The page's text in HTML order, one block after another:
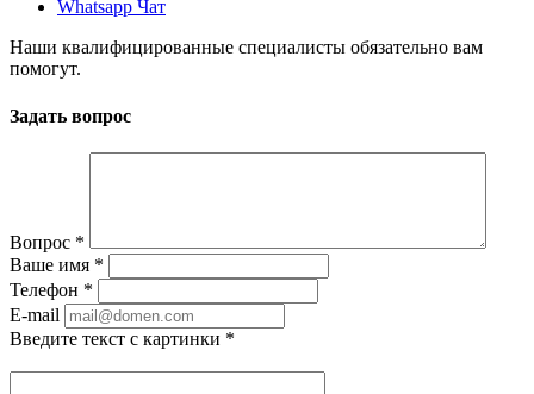
Whatsapp Чат
Наши квалифицированные специалисты обязательно вам
помогут.
Задать вопрос
Вопрос *
Ваше имя *
Телефон *
E-mail
Введите текст с картинки *